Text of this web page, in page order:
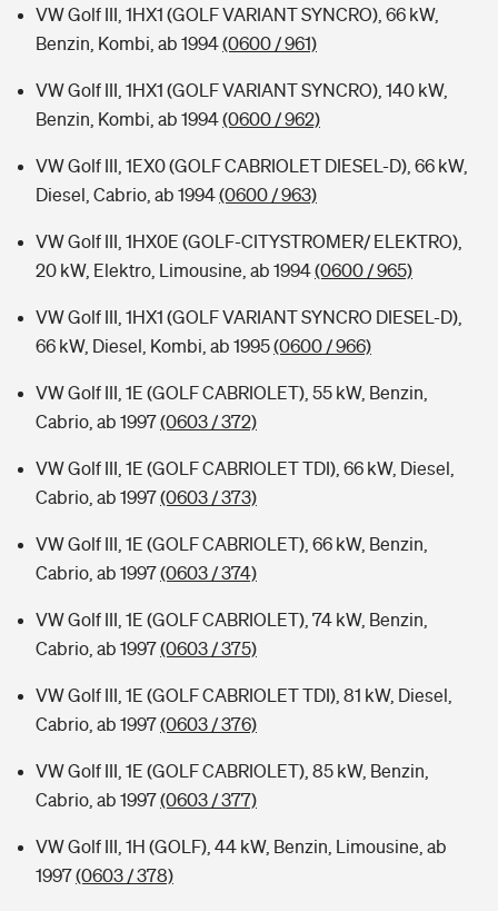
VW Golf III, 1HX1 (GOLF VARIANT SYNCRO), 66 kW,
Benzin, Kombi, ab 1994(0600 / 961)
VW Golf III, 1HX1 (GOLF VARIANT SYNCRO), 140 kW,
Benzin, Kombi, ab 1994(0600 / 962)
VW Golf III, 1EX0 (GOLF CABRIOLET DIESEL-D), 66 kW,
Diesel, Cabrio, ab 1994(0600 / 963)
VW Golf III, 1HX0E (GOLF-CITYSTROMER/ ELEKTRO),
20 kW, Elektro, Limousine, ab 1994(0600 / 965)
VW Golf III, 1HX1 (GOLF VARIANT SYNCRO DIESEL-D),
66 kW, Diesel, Kombi, ab 1995(0600 / 966)
VW Golf III, 1E (GOLF CABRIOLET), 55 kW, Benzin,
Cabrio, ab 1997(0603 / 372)
VW Golf III, 1E (GOLF CABRIOLET TDI), 66 kW, Diesel,
Cabrio, ab 1997(0603 / 373)
VW Golf III, 1E (GOLF CABRIOLET), 66 kW, Benzin,
Cabrio, ab 1997(0603 / 374)
VW Golf III, 1E (GOLF CABRIOLET), 74 kW, Benzin,
Cabrio, ab 1997(0603 / 375)
VW Golf III, 1E (GOLF CABRIOLET TDI), 81 kW, Diesel,
Cabrio, ab 1997(0603 / 376)
VW Golf III, 1E (GOLF CABRIOLET), 85 kW, Benzin,
Cabrio, ab 1997(0603 / 377)
VW Golf III, 1H (GOLF), 44 kW, Benzin, Limousine, ab
1997(0603 / 378)